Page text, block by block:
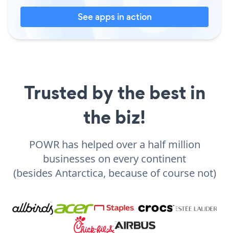
See apps in action
Trusted by the best in
the biz!
POWR has helped over a half million
businesses on every continent
(besides Antarctica, because of course not)